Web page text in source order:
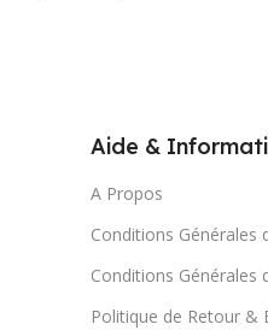
Aide &
A Propos
Conditions Générales
Conditions Générales
Politique de Retour &